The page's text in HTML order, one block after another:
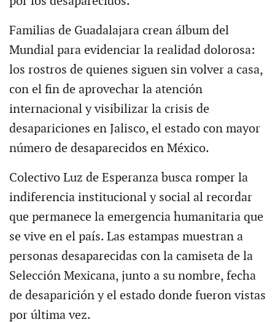
Familias de Guadalajara crean álbum del
Mundial para evidenciar la realidad dolorosa:
los rostros de quienes siguen sin volver a casa,
con el fin de aprovechar la atención
internacional y visibilizar la crisis de
desapariciones en Jalisco, el estado con mayor
número de desaparecidos en México.
Colectivo Luz de Esperanza busca romper la
indiferencia institucional y social al recordar
que permanece la emergencia humanitaria que
se vive en el país. Las estampas muestran a
personas desaparecidas con la camiseta de la
Selección Mexicana, junto a su nombre, fecha
de desaparición y el estado donde fueron vistas
por última vez.